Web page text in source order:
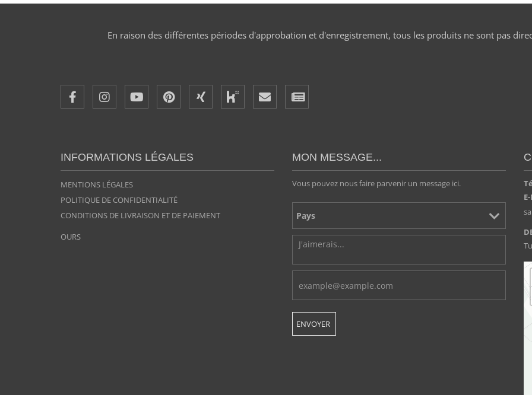
En raison des différentes périodes d'approbation et d'enregistrement, tous les produits ne sont pas
INFORMATIONS LÉGALES
MENTIONS LÉGALES
POLITIQUE DE CONFIDENTIALITÉ
CONDITIONS DE LIVRAISON ET DE PAIEMENT
OURS
MON MESSAGE...
Vous pouvez nous faire parvenir un message ici.